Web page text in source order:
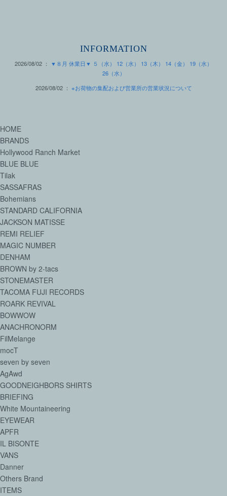
INFORMATION
2026/08/02 ：
▼８月 休業日▼ ５（水） 12（水） 13（木） 14（金） 19（水）
26（水）
2026/08/02 ： ※お荷物の集配および営業所の営業状況について
HOME
BRANDS
Hollywood Ranch Market
BLUE BLUE
Tilak
SASSAFRAS
Bohemians
STANDARD CALIFORNIA
JACKSON MATISSE
REMI RELIEF
MAGIC NUMBER
DENHAM
BROWN by 2-tacs
STONEMASTER
TACOMA FUJI RECORDS
ROARK REVIVAL
BOWWOW
ANACHRONORM
FilMelange
mocT
seven by seven
AgAwd
GOODNEIGHBORS SHIRTS
BRIEFING
White Mountaineering
EYEWEAR
APFR
IL BISONTE
VANS
Danner
Others Brand
ITEMS